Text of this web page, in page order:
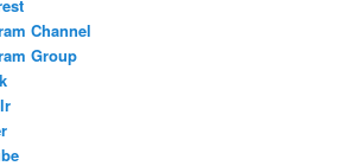
Channel
Group